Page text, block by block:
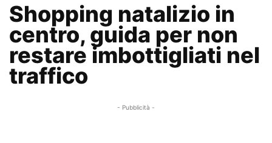
Shopping natalizio in
centro, guida per non
restare imbottigliati nel
traffico
- Pubblicità -